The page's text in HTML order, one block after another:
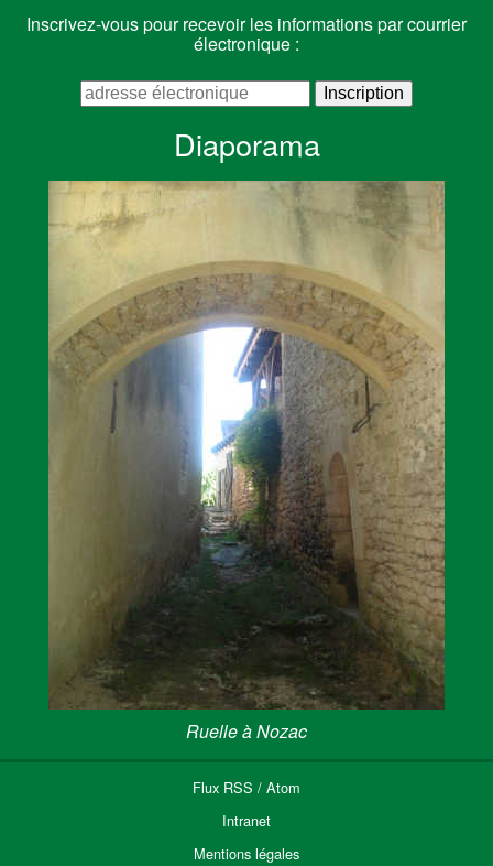
Inscrivez-vous pour recevoir les informations par courrier
électronique :
Diaporama
Ruelle à Nozac
Flux RSS / Atom
Intranet
Mentions légales